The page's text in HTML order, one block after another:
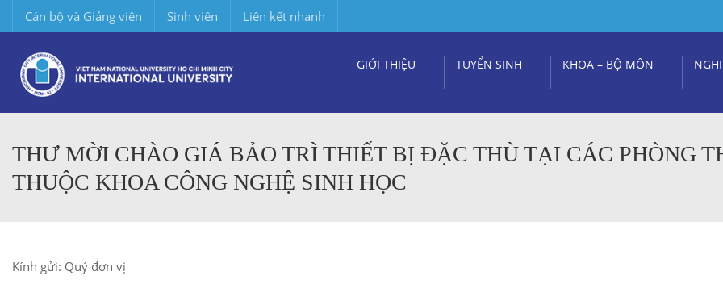
Cán bộ và Giảng viên Sinh viên Liên kết nhanh
GIỚI THIỆU TUYỂN SINH KHOA – BỘ MÔN
THƯ MỜI CHÀO GIÁ BẢO TRÌ THIẾT BỊ ĐẶC THÙ TẠI CÁC PHÒNG
THUỘC KHOA CÔNG NGHỆ SINH HỌC
Kính gửi: Quý đơn vị